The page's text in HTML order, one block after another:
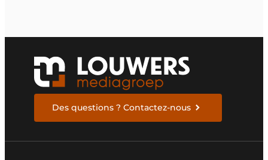
Des questions ? Contactez-nous